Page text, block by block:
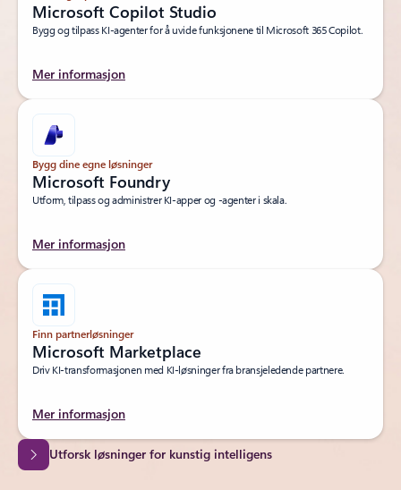
Microsoft Copilot Studio
Bygg og tilpass KI-agenter for å uvide funksjonene til Microsoft 365 Copilot.
Mer informasjon
Bygg dine egne løsninger
Microsoft Foundry
Utform, tilpass og administrer KI-apper og -agenter i skala.
Mer informasjon
Finn partnerløsninger
Microsoft Marketplace
Driv KI-transformasjonen med KI-løsninger fra bransjeledende partnere.
Mer informasjon
Utforsk løsninger for kunstig intelligens